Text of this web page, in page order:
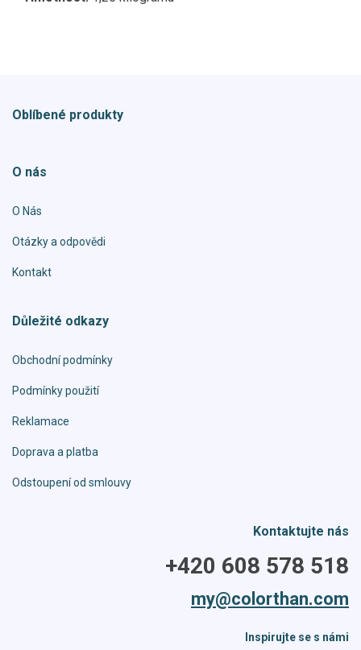
Oblíbené produkty
O nás
O Nás
Otázky a odpovědi
Kontakt
Důležité odkazy
Obchodní podmínky
Podmínky použití
Reklamace
Doprava a platba
Odstoupení od smlouvy
Kontaktujte nás
+420 608 578 518
my@colorthan.com
Inspirujte se s námi